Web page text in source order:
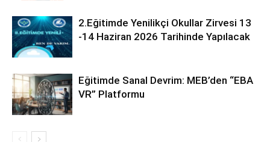
2.Eğitimde Yenilikçi Okullar Zirvesi 13
-14 Haziran 2026 Tarihinde Yapılacak
Eğitimde Sanal Devrim: MEB’den “EBA
VR” Platformu